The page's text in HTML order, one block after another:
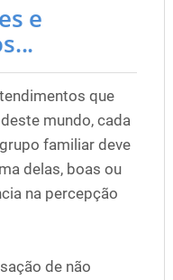
e
que
mundo, cada
familiar deve
delas, boas ou
na percepção
de não